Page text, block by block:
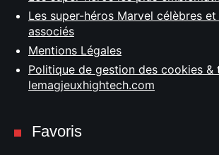
Les super-héros Marvel célèbres
associés
Mentions Légales
Politique de gestion des cookies &
lemagjeuxhightech.com
Favoris